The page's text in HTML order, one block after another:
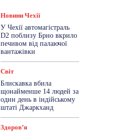
Новини Чехії
У Чехії автомагістраль
D2 поблизу Брно вкрило
печивом від палаючої
вантажівки
Світ
Блискавка вбила
щонайменше 14 людей за
один день в індійському
штаті Джаркханд
Здоровʼя